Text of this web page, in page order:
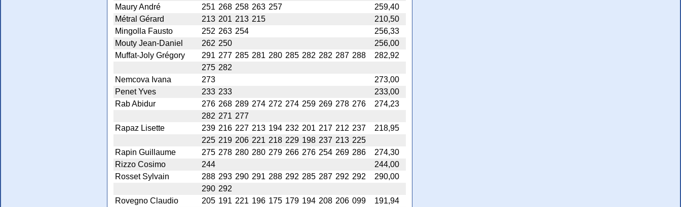
Maury André
251 268 258 263 257
259,40
Métral Gérard
213 201 213 215
210,50
Mingolla Fausto
252 263 254
256,33
Mouty Jean-Daniel
262 250
256,00
Muffat-Joly Grégory
291 277 285 281 280 285 282 282 287 288
282,92
275 282
Nemcova Ivana
273
273,00
Penet Yves
233 233
233,00
Rab Abidur
276 268 289 274 272 274 259 269 278 276
274,23
282 271 277
Rapaz Lisette
239 216 227 213 194 232 201 217 212 237
218,95
225 219 206 221 218 229 198 237 213 225
Rapin Guillaume
275 278 280 280 279 266 276 254 269 286
274,30
Rizzo Cosimo
244
244,00
Rosset Sylvain
288 293 290 291 288 292 285 287 292 292
290,00
290 292
Rovegno Claudio
205 191 221 196 175 179 194 208 206 099
191,94